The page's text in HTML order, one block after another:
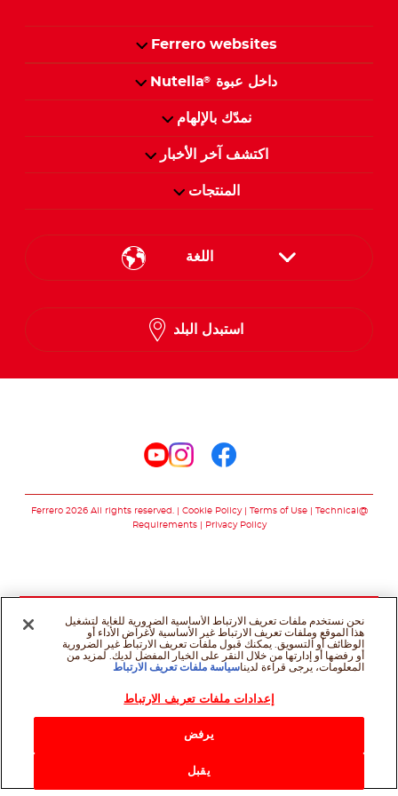
Ferrero websites
داخل عبوة ®
Nutella
نمدّك بالإلهام
اكتشف آخر الأخبار
المنتجات
اللغة
English
استبدل البلد
@Ferrero 2026 All rights reserved.
Cookie Policy Terms of Use
Technical
Requirements
Privacy Policy
نحن نستخدم ملفات تعريف الارتباط الأساسية الضرورية للغاية لتشغيل
هذا الموقع وملفات تعريف الارتباط غير الأساسية لأغراض الأداء أو
الوظائف أو التسويق. يمكنك قبول ملفات تعريف الارتباط غير الضرورية
أو رفضها أو إدارتها من خلال النقر على الخيار المفضل لديك. لمزيد من
المعلومات، يرجى قراءة لديناسياسة ملفات تعريف الارتباط
إعدادات ملفات تعريف الارتباط
يرفض
يقبل